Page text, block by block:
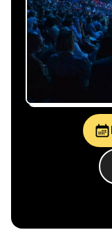
conférencier,
êtes
de temps ni
Le